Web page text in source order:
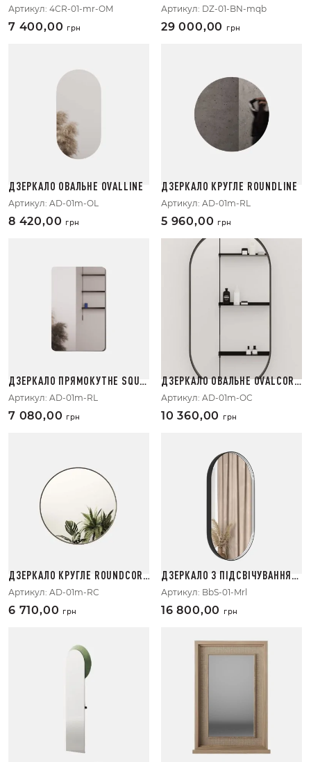
Артикул: 4CR-01-mr-OM
7 400,00 грн
Артикул: DZ-01-BN-mqb
29 000,00 грн
ДЗЕРКАЛО ОВАЛЬНЕ OVALLINE
Артикул: AD-01m-OL
8 420,00 грн
ДЗЕРКАЛО КРУГЛЕ ROUNDLINE
Артикул: AD-01m-RL
5 960,00 грн
ДЗЕРКАЛО ПРЯМОКУТНЕ SQUA
RELINE
Артикул: AD-01m-RL
7 080,00 грн
ДЗЕРКАЛО ОВАЛЬНЕ OVALCORN
ER
Артикул: AD-01m-OC
10 360,00 грн
ДЗЕРКАЛО КРУГЛЕ ROUNDCORN
ER
Артикул: AD-01m-RC
6 710,00 грн
ДЗЕРКАЛО З ПІДСВІЧУВАННЯМ
MIRROR LIGHT
Артикул: BbS-01-Mrl
16 800,00 грн